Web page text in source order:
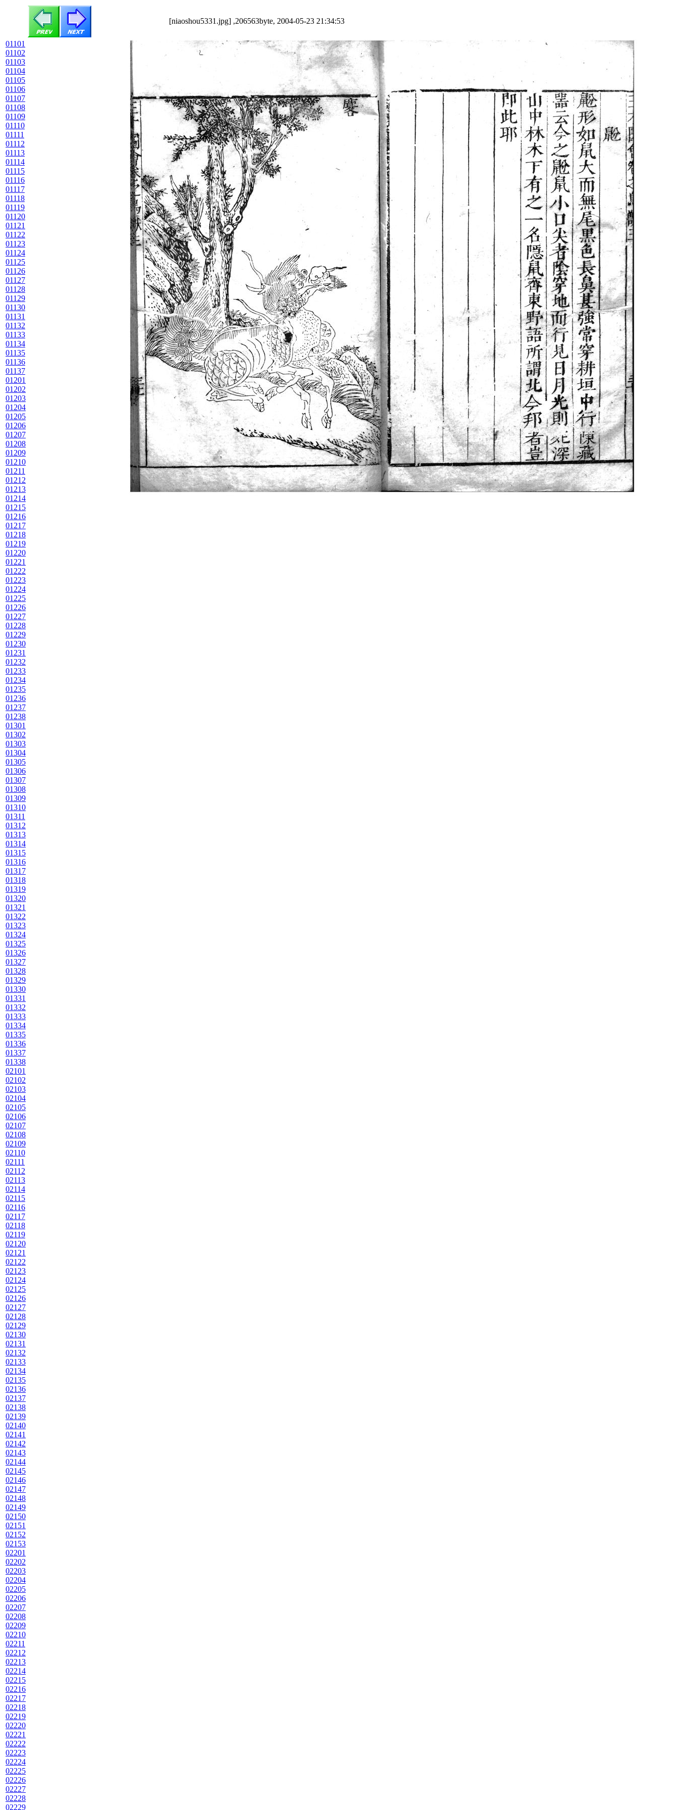
[niaoshou5331.jpg] ,206563byte, 2004-05-23 21:34:53
01101
01102
01103
01104
01105
01106
01107
01108
01109
01110
01111
01112
01113
01114
01115
01116
01117
01118
01119
01120
01121
01122
01123
01124
01125
01126
01127
01128
01129
01130
01131
01132
01133
01134
01135
01136
01137
01201
01202
01203
01204
01205
01206
01207
01208
01209
01210
01211
01212
01213
01214
01215
01216
01217
01218
01219
01220
01221
01222
01223
01224
01225
01226
01227
01228
01229
01230
01231
01232
01233
01234
01235
01236
01237
01238
01301
01302
01303
01304
01305
01306
01307
01308
01309
01310
01311
01312
01313
01314
01315
01316
01317
01318
01319
01320
01321
01322
01323
01324
01325
01326
01327
01328
01329
01330
01331
01332
01333
01334
01335
01336
01337
01338
02101
02102
02103
02104
02105
02106
02107
02108
02109
02110
02111
02112
02113
02114
02115
02116
02117
02118
02119
02120
02121
02122
02123
02124
02125
02126
02127
02128
02129
02130
02131
02132
02133
02134
02135
02136
02137
02138
02139
02140
02141
02142
02143
02144
02145
02146
02147
02148
02149
02150
02151
02152
02153
02201
02202
02203
02204
02205
02206
02207
02208
02209
02210
02211
02212
02213
02214
02215
02216
02217
02218
02219
02220
02221
02222
02223
02224
02225
02226
02227
02228
02229